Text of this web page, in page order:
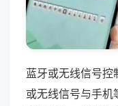
蓝牙或无线信号控
或无线信号与手机